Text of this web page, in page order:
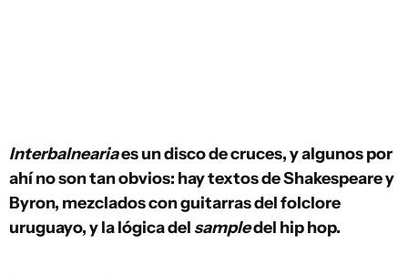
Interbalneariaes un disco de cruces, y algunos por
ahí no son tan obvios: hay textos de Shakespeare y
Byron, mezclados con guitarras del folclore
uruguayo, y la lógica del sampledel hip hop.